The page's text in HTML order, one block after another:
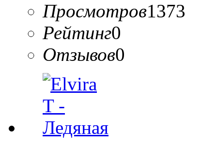
Просмотров1373
Рейтинг0
Отзывов0